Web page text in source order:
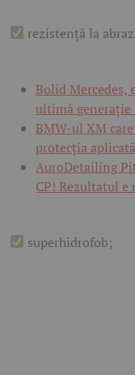
rezistență la
Bolid Mercedes,
ultimă
BMW-ul XM
protecția
AuroDetailing
CP! Rezultatul e
superhidrofob;